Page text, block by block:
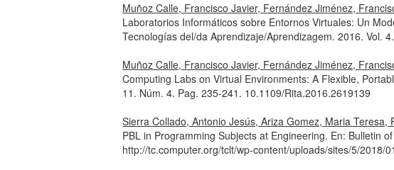
Muñoz Calle, Francisco Javier, Fernández Jiménez,
Laboratorios Informáticos sobre Entornos Virtuales: Un
Tecnologías del/da Aprendizaje/Aprendizagem. 2016. Vol.
Muñoz Calle, Francisco Javier, Fernández Jiménez,
Computing Labs on Virtual Environments: A Flexible,
11. Núm. 4. Pag. 235-241. 10.1109/Rita.2016.2619139
Sierra Collado, Antonio Jesús, Ariza Gomez, Maria
PBL in Programming Subjects at Engineering. En: Bulletin
http://tc.computer.org/tclt/wp-content/uploads/sites/5/2018/